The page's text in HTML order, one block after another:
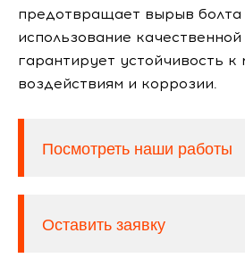
предотвращает вырыв болта
использование качественной
гарантирует устойчивость к
воздействиям и коррозии.
Посмотреть наши работы
Оставить заявку